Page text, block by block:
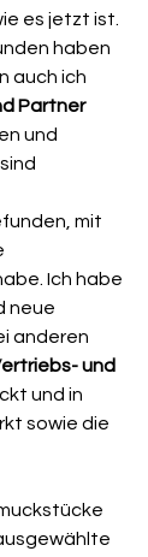
es jetzt ist.
haben
auch ich
Partner
und
mit
Ich habe
neue
anderen
und
und in
sowie die